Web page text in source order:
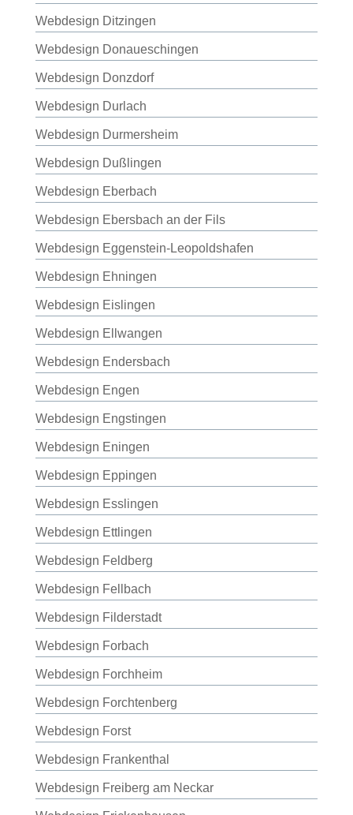
Webdesign Ditzingen
Webdesign Donaueschingen
Webdesign Donzdorf
Webdesign Durlach
Webdesign Durmersheim
Webdesign Dußlingen
Webdesign Eberbach
Webdesign Ebersbach an der Fils
Webdesign Eggenstein-Leopoldshafen
Webdesign Ehningen
Webdesign Eislingen
Webdesign Ellwangen
Webdesign Endersbach
Webdesign Engen
Webdesign Engstingen
Webdesign Eningen
Webdesign Eppingen
Webdesign Esslingen
Webdesign Ettlingen
Webdesign Feldberg
Webdesign Fellbach
Webdesign Filderstadt
Webdesign Forbach
Webdesign Forchheim
Webdesign Forchtenberg
Webdesign Forst
Webdesign Frankenthal
Webdesign Freiberg am Neckar